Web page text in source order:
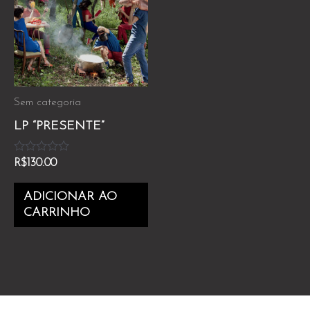
Sem categoria
LP “PRESENTE”
Avaliação
de
R$ 130.00
ADICIONAR AO
CARRINHO